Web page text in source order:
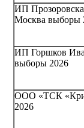
ИП
Москва выборы
ИП Горшков
выборы 2026
ООО «ТСК
2026